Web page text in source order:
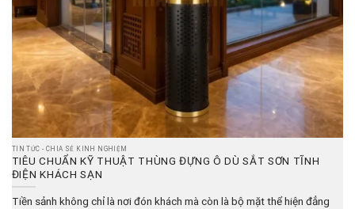
TIN TỨC - CHIA SẺ KINH NGHIỆM
TIÊU CHUẨN KỸ THUẬT THÙNG ĐỰNG Ô DÙ SẮT SƠN TĨNH
ĐIỆN KHÁCH SẠN
Tiền sảnh không chỉ là nơi đón khách mà còn là bộ mặt thể hiện đẳng